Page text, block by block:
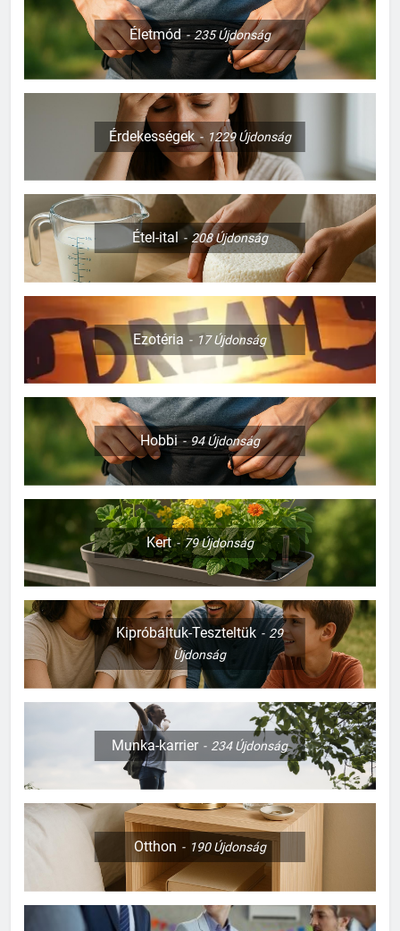
Életmód 235Újdonság
Érdekességek 1229Újdonság
Étel-ital 208Újdonság
Ezotéria 17Újdonság
Hobbi 94Újdonság
Kert 79Újdonság
Kipróbáltuk-Teszteltük
29
Újdonság
Munka-karrier 234Újdonság
Otthon 190Újdonság